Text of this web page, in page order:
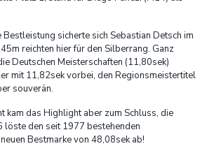
sicherte sich Sebastian Detsch im
reichten hier für den Silberrang. Ganz
Deutschen Meisterschaften (11,80sek)
mit 11,82sek vorbei, den Regionsmeistertitel
souverän.
kam das Highlight aber zum Schluss, die
den seit 1977 bestehenden
Bestmarke von 48,08sek ab!